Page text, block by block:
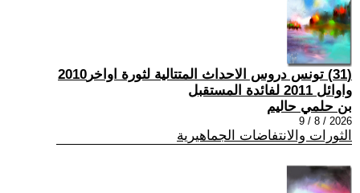
(31) تونس دروس الاحداث المتتالية لثورة اواخر2010
واوائل 2011 لفائدة المستقبل
بن حلمي حاليم
2026 / 8 / 9
الثورات والانتفاضات الجماهيرية